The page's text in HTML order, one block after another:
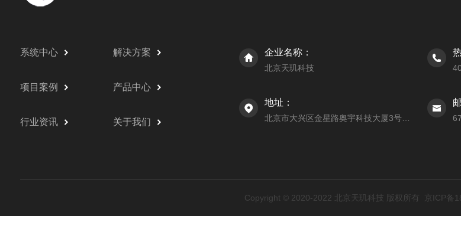
系统中心 解决方案
项目案例 产品中心
行业资讯 关于我们
企业名称：
北京天玑科技
地址：
北京市大兴区金星路奥宇科技大厦3号楼206室
Copyright © 2020-2022 北京天玑科技 版权所有 京ICP备